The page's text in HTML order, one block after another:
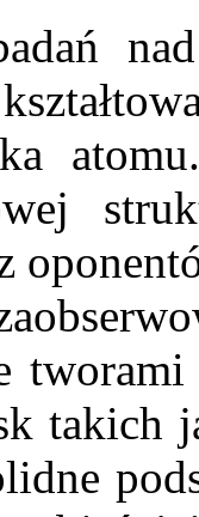
nad
takich